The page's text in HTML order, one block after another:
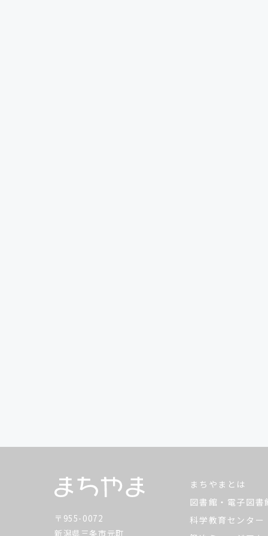
〒955-0072
新潟県三条市元町
まちやまとは
図書館・電子図書
科学教育センター